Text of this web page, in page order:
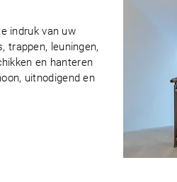
indruk van uw
trappen, leuningen,
en hanteren
uitnodigend en